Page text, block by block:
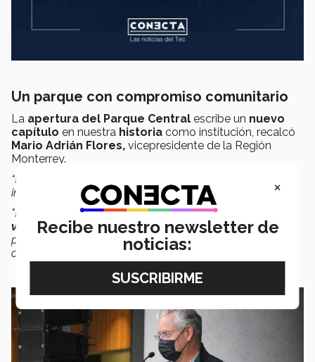
Un parque con compromiso comunitario
La apertura del Parque Central escribe un nuevo
capítulo en nuestra historia como institución, recalcó
Mario Adrián Flores, vicepresidente de la Región
Monterrey.
“Este es un
interior y también los del Tec con la ciudad de Monterrey.
"Es un espacio verde común que permite disfrutar de una
vida de ciudadcon nuevos estándares, está pensado
para todas las personas de todas las edades
ofreciéndoles una experiencia significativa”
×
Recibe nuestro newsletter de
noticias: